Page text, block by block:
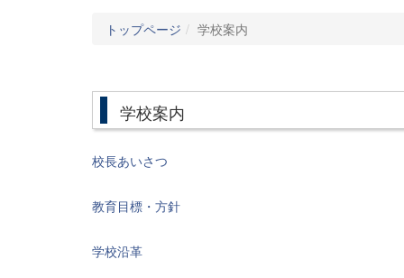
トップページ 学校案内
学校案内
校長あいさつ
教育目標・方針
学校沿革